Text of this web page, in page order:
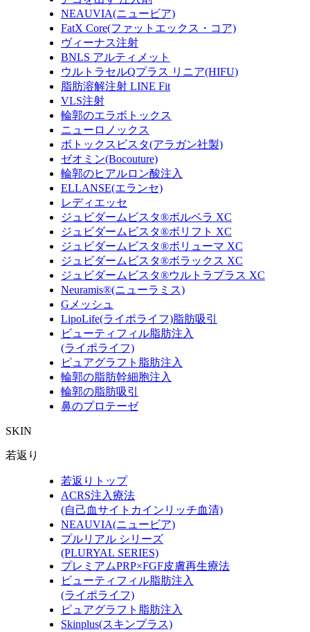
NEAUVIA(ニュービア)
FatX Core(ファットエックス・コア)
ヴィーナス注射
BNLS アルティメット
ウルトラセルQプラス リニア(HIFU)
脂肪溶解注射 LINE Fit
VLS注射
輪郭のエラボトックス
ニューロノックス
ボトックスビスタ(アラガン社製)
ゼオミン(Bocouture)
輪郭のヒアルロン酸注入
ELLANSE(エランセ)
レディエッセ
ジュビダームビスタ®ボルベラ XC
ジュビダームビスタ®ボリフト XC
ジュビダームビスタ®ボリューマ XC
ジュビダームビスタ®ボラックス XC
ジュビダームビスタ®ウルトラプラス XC
Neuramis®(ニューラミス)
Gメッシュ
LipoLife(ライポライフ)脂肪吸引
ビューティフィル脂肪注入
(ライポライフ)
ピュアグラフト脂肪注入
輪郭の脂肪幹細胞注入
輪郭の脂肪吸引
鼻のプロテーゼ
SKIN
若返り
若返りトップ
ACRS注入療法
(自己血サイトカインリッチ血清)
NEAUVIA(ニュービア)
プルリアル シリーズ
(PLURYAL SERIES)
プレミアムPRP×FGF皮膚再生療法
ビューティフィル脂肪注入
(ライポライフ)
ピュアグラフト脂肪注入
Skinplus(スキンプラス)